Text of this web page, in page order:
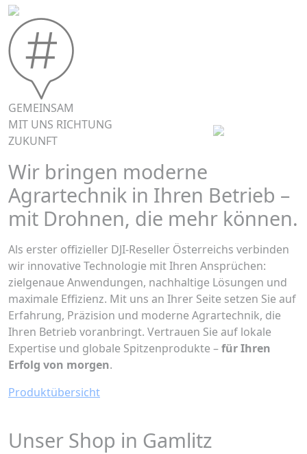
GEMEINSAM
MIT UNS RICHTUNG
ZUKUNFT
Wir bringen moderne
Agrartechnik in Ihren Betrieb –
mit Drohnen, die mehr können.
Als erster offizieller DJI-Reseller Österreichs verbinden
wir innovative Technologie mit Ihren Ansprüchen:
zielgenaue Anwendungen, nachhaltige Lösungen und
maximale Effizienz. Mit uns an Ihrer Seite setzen Sie auf
Erfahrung, Präzision und moderne Agrartechnik, die
Ihren Betrieb voranbringt. Vertrauen Sie auf lokale
Expertise und globale Spitzenprodukte –für Ihren
Erfolg von morgen.
Produktübersicht
Unser Shop in Gamlitz